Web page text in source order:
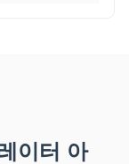
이터 아